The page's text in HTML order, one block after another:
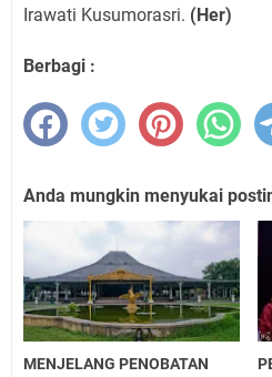
Irawati Kusumorasri. (Her)
Berbagi :
Anda mungkin menyukai
MENJELANG PENOBATAN